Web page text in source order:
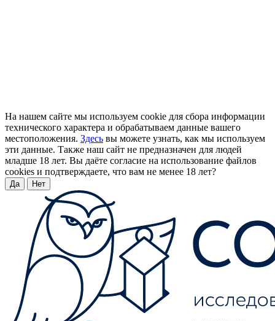
На нашем сайте мы используем cookie для сбора информации
технического характера и обрабатываем данные вашего
местоположения. Здесь вы можете узнать, как мы используем
эти данные. Также наш сайт не предназначен для людей
младше 18 лет. Вы даёте согласие на использование файлов
cookies и подтверждаете, что вам не менее 18 лет?
Да Нет